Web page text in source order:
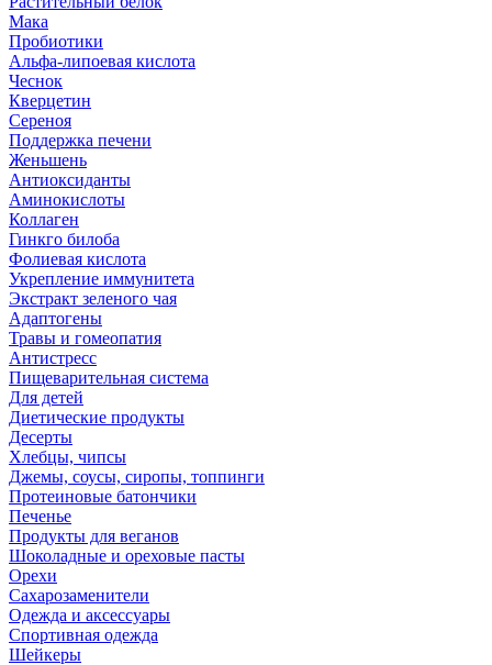
Мака
Пробиотики
Альфа-липоевая кислота
Чеснок
Кверцетин
Сереноя
Поддержка печени
Женьшень
Антиоксиданты
Аминокислоты
Коллаген
Гинкго билоба
Фолиевая кислота
Укрепление иммунитета
Экстракт зеленого чая
Адаптогены
Травы и гомеопатия
Антистресс
Пищеварительная система
Для детей
Диетические продукты
Десерты
Хлебцы, чипсы
Джемы, соусы, сиропы, топпинги
Протеиновые батончики
Печенье
Продукты для веганов
Шоколадные и ореховые пасты
Орехи
Сахарозаменители
Одежда и аксессуары
Спортивная одежда
Шейкеры